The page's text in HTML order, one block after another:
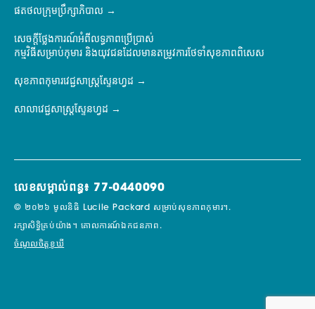
ផតថលក្រុមប្រឹក្សាភិបាល
សេចក្តីថ្លែងការណ៍អំពីលទ្ធភាពប្រើប្រាស់
កម្មវិធីសម្រាប់កុមារ និងយុវជនដែលមានតម្រូវការថែទាំសុខភាពពិសេស
សុខភាពកុមារវេជ្ជសាស្ត្រស្ទែនហ្វដ
សាលាវេជ្ជសាស្ត្រស្ទែនហ្វដ
លេខសម្គាល់ពន្ធ៖ 77-0440090
© ២០២៦ មូលនិធិ Lucile Packard សម្រាប់សុខភាពកុមារ។.
រក្សាសិទ្ធិគ្រប់យ៉ាង។ គោលការណ៍ឯកជនភាព.
ចំណូលចិត្តខូឃី